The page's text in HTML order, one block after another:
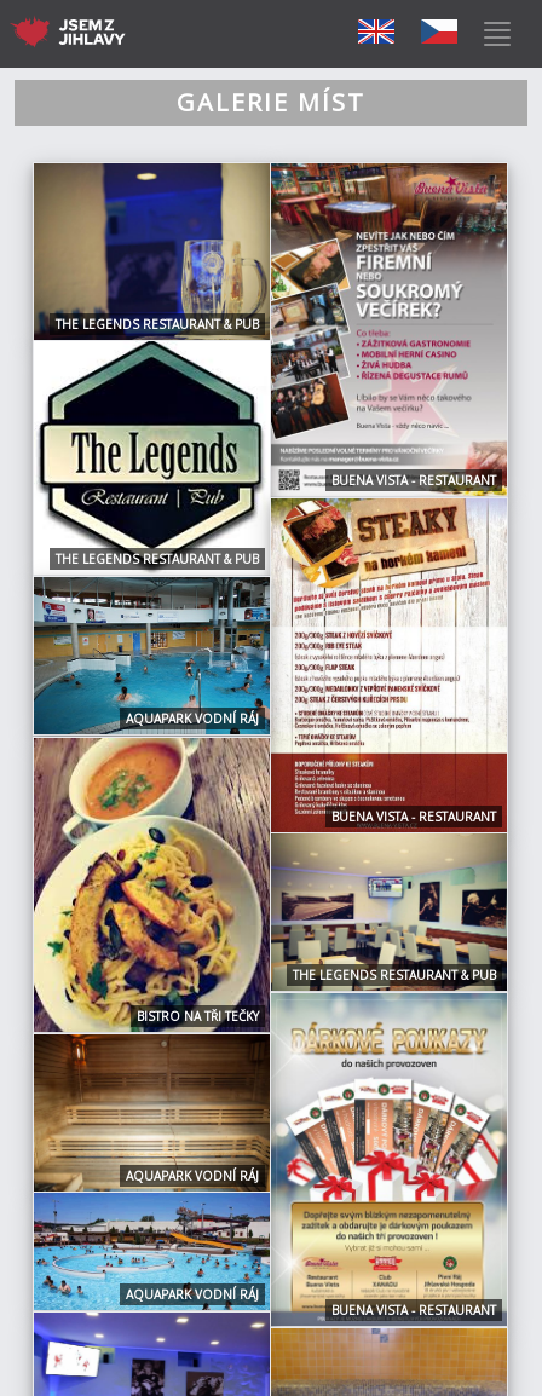
GALERIE MÍST
THE LEGENDS RESTAURANT & PUB
BUENA VISTA - RESTAURANT
THE LEGENDS RESTAURANT & PUB
BUENA VISTA - RESTAURANT
AQUAPARK VODNÍ RÁJ
BISTRO NA TŘI TEČKY
THE LEGENDS RESTAURANT & PUB
BUENA VISTA - RESTAURANT
AQUAPARK VODNÍ RÁJ
AQUAPARK VODNÍ RÁJ